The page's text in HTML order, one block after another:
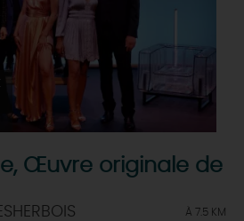
Œuvre originale de
À 7.5 KM